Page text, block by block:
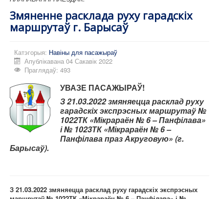
Змяненне расклада руху гарадскіх
маршрутаў г. Барысаў
Катэгорыя: Навіны для пасажыраў
Апублікавана 04 Сакавік 2022
Праглядаў: 493
УВАЗЕ ПАСАЖЫРАЎ!
З 21.03.2022 змяняецца расклад руху
гарадскіх экспрэсных маршрутаў №
1022ТК «Мікрараён № 6 – Панфілава»
і № 1023ТК «Мікрараён № 6–
Панфілава праз Акруговую» (г.
Барысаў).
З 21.03.2022 змяняецца расклад руху гарадскіх экспрэсных